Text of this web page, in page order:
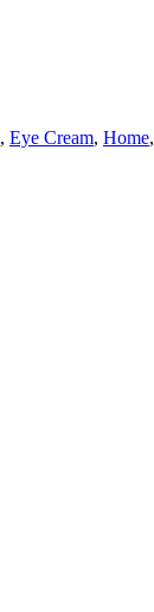
, Eye Cream, Home,